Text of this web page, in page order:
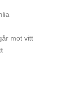
mot vitt